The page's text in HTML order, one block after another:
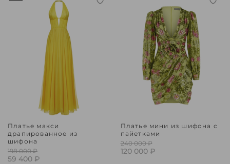
Платье макси
драпированное из
шифона
198 000 ₽
59 400 ₽
Платье мини из шифона с
пайетками
240 000 ₽
120 000 ₽